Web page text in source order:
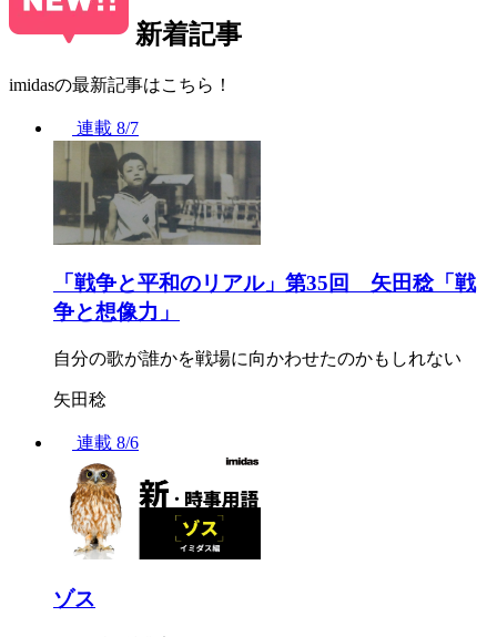
新着記事
imidasの最新記事はこちら！
連載 8/7
「戦争と平和のリアル」第35回 矢田稔「戦
争と想像力」
自分の歌が誰かを戦場に向かわせたのかもしれない
矢田稔
連載 8/6
ゾス